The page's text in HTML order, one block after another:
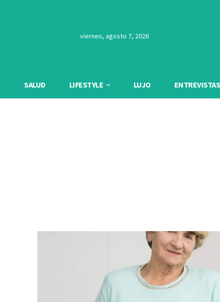
viernes, agosto 7, 2026
SALUD LIFESTYLE LUJO ENTREVISTAS